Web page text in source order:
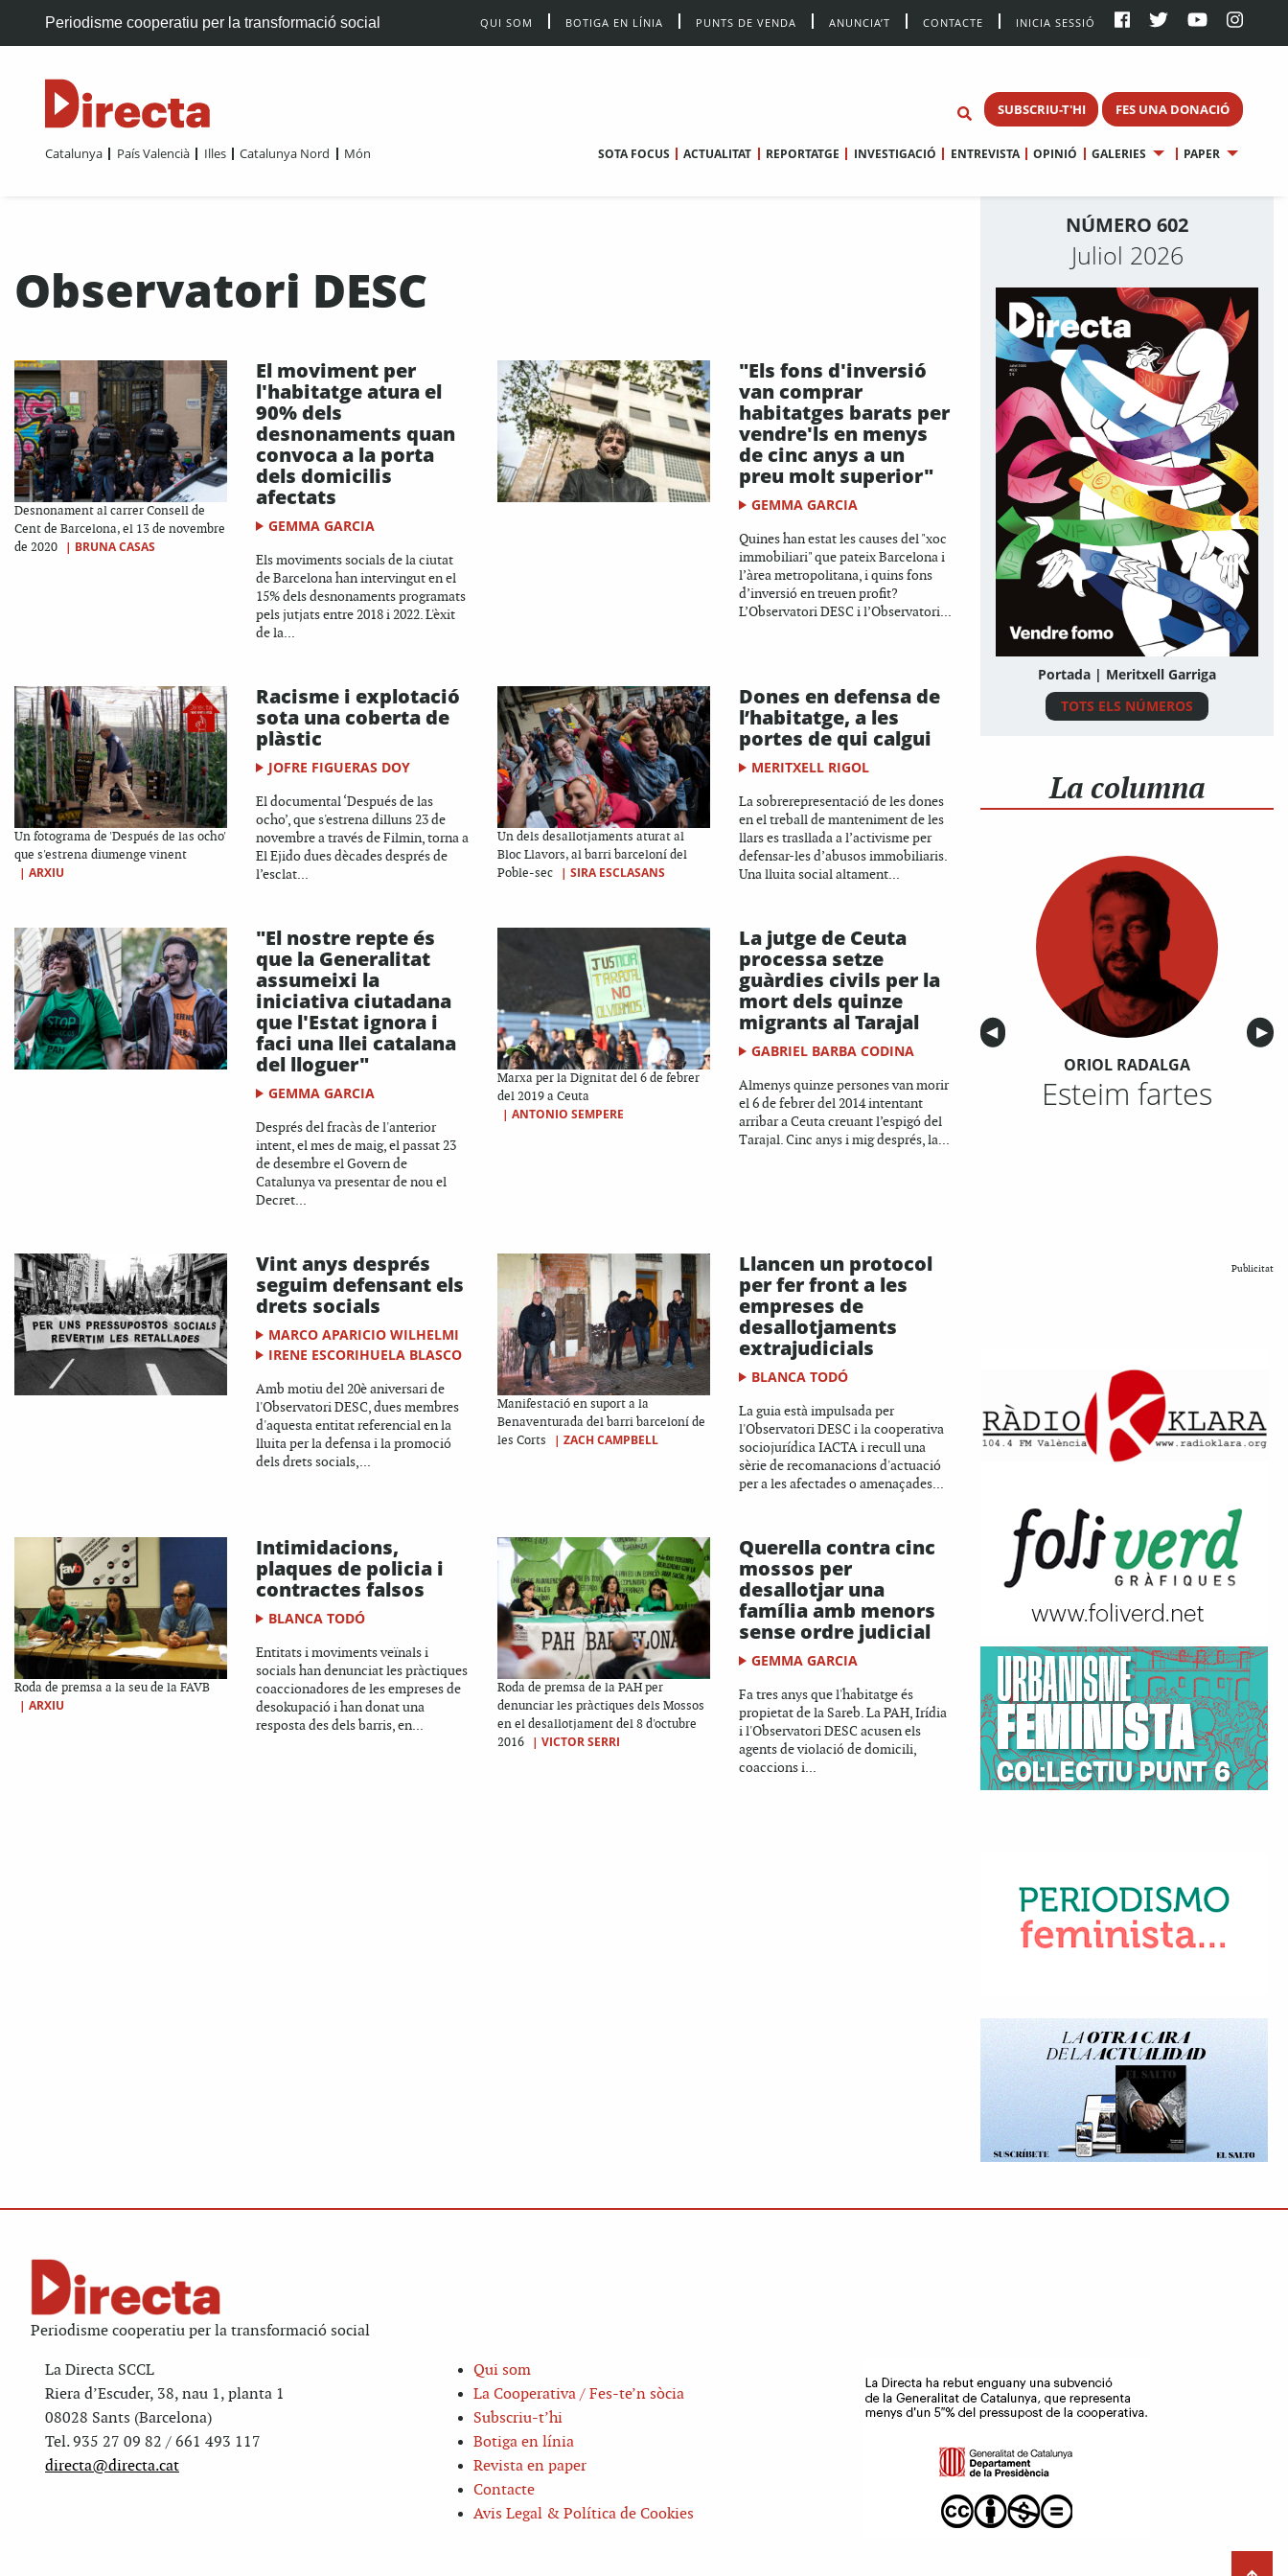
Periodisme cooperatiu per la transformació social QUI SOM BOTIGA EN LÍNIA PUNTS DE VENDA ANUNCIA’T CONTACTE INICIA SESSIÓ
SUBSCRIU-T'HI FES UNA DONACIÓ
Catalunya País Valencià Illes Catalunya Nord Món SOTA FOCUS ACTUALITAT REPORTATGE INVESTIGACIÓ ENTREVISTA OPINIÓ GALERIES PAPER
Observatori DESC
Desnonament al carrer Consell de
Cent de Barcelona, el 13 de novembre
de 2020
| BRUNA CASAS
El moviment per
l'habitatge atura el
90% dels
desnonaments quan
convoca a la porta
dels domicilis
afectats
GEMMA GARCIA
Els moviments socials de la ciutat
de Barcelona han intervingut en el
15% dels desnonaments programats
pels jutjats entre 2018 i 2022. L'èxit
de la...
"Els fons d'inversió
van comprar
habitatges barats per
vendre'ls en menys
de cinc anys a un
preu molt superior"
GEMMA GARCIA
Quines han estat les causes del "xoc
immobiliari" que pateix Barcelona i
l’àrea metropolitana, i quins fons
d’inversió en treuen profit?
L’Observatori DESC i l’Observatori...
Un fotograma de 'Después de las ocho'
que s'estrena diumenge vinent
| ARXIU
Racisme i explotació
sota una coberta de
plàstic
JOFRE FIGUERAS DOY
El documental ‘Después de las
ocho’, que s'estrena dilluns 23 de
novembre a través de Filmin, torna a
El Ejido dues dècades després de
l’esclat...
Un dels desallotjaments aturat al
Bloc Llavors, al barri barceloní del
Poble-sec
| SIRA ESCLASANS
Dones en defensa de
l’habitatge, a les
portes de qui calgui
MERITXELL RIGOL
La sobrerepresentació de les dones
en el treball de manteniment de les
llars es trasllada a l’activisme per
defensar-les d’abusos immobiliaris.
Una lluita social altament...
"El nostre repte és
que la Generalitat
assumeixi la
iniciativa ciutadana
que l'Estat ignora i
faci una llei catalana
del lloguer"
GEMMA GARCIA
Després del fracàs de l'anterior
intent, el mes de maig, el passat 23
de desembre el Govern de
Catalunya va presentar de nou el
Decret...
Marxa per la Dignitat del 6 de febrer
del 2019 a Ceuta
| ANTONIO SEMPERE
La jutge de Ceuta
processa setze
guàrdies civils per la
mort dels quinze
migrants al Tarajal
GABRIEL BARBA CODINA
Almenys quinze persones van morir
el 6 de febrer del 2014 intentant
arribar a Ceuta creuant l’espigó del
Tarajal. Cinc anys i mig després, la...
Vint anys després
seguim defensant els
drets socials
MARCO APARICIO WILHELMI
IRENE ESCORIHUELA BLASCO
Amb motiu del 20è aniversari de
l'Observatori DESC, dues membres
d'aquesta entitat referencial en la
lluita per la defensa i la promoció
dels drets socials,...
Manifestació en suport a la
Benaventurada del barri barceloní de
les Corts
| ZACH CAMPBELL
Llancen un protocol
per fer front a les
empreses de
desallotjaments
extrajudicials
BLANCA TODÓ
La guia està impulsada per
l'Observatori DESC i la cooperativa
sociojurídica IACTA i recull una
sèrie de recomanacions d'actuació
per a les afectades o amenaçades...
Roda de premsa a la seu de la FAVB
| ARXIU
Intimidacions,
plaques de policia i
contractes falsos
BLANCA TODÓ
Entitats i moviments veïnals i
socials han denunciat les pràctiques
coaccionadores de les empreses de
desokupació i han donat una
resposta des dels barris, en...
Roda de premsa de la PAH per
denunciar les pràctiques dels Mossos
en el desallotjament del 8 d'octubre
2016
| VICTOR SERRI
Querella contra cinc
mossos per
desallotjar una
família amb menors
sense ordre judicial
GEMMA GARCIA
Fa tres anys que l'habitatge és
propietat de la Sareb. La PAH, Irídia
i l'Observatori DESC acusen els
agents de violació de domicili,
coaccions i...
NÚMERO 602
Juliol 2026
Portada | Meritxell Garriga
TOTS ELS NÚMEROS
La columna
Anterior
◀︎ ▶︎
ORIOL RADALGA
Esteim fartes
Publicitat
Periodisme cooperatiu per la transformació social
La Directa SCCL
Riera d’Escuder, 38, nau 1, planta 1
08028 Sants (Barcelona)
Tel. 935 27 09 82 / 661 493 117
directa@directa.cat
Qui som
La Cooperativa / Fes-te’n sòcia
Subscriu-t’hi
Botiga en línia
Revista en paper
Contacte
Avis Legal & Política de Cookies